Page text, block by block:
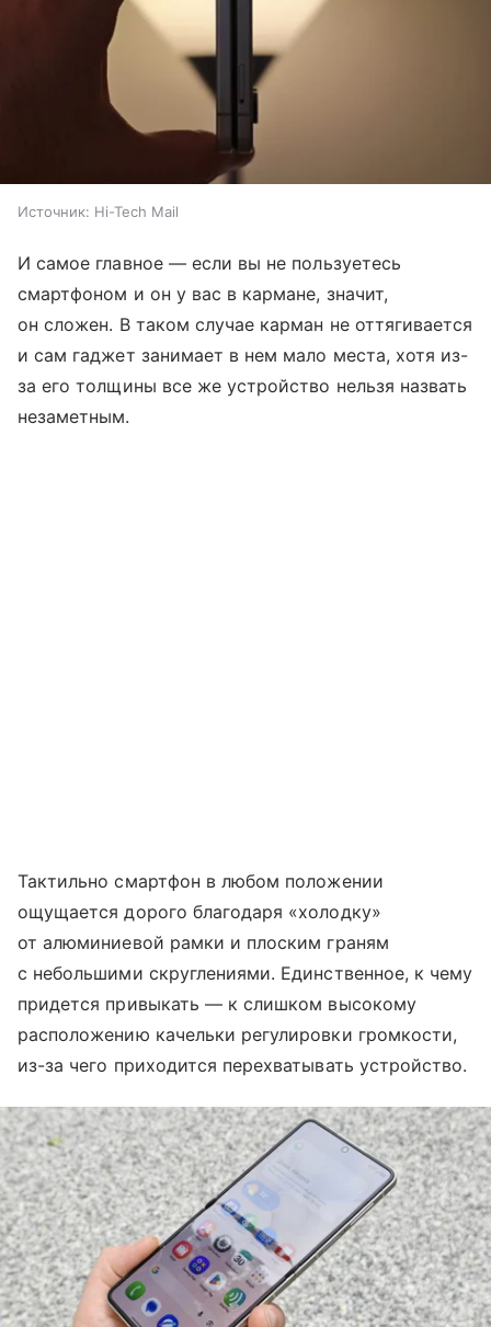
Источник: Hi-Tech Mail
И самое главное — если вы не пользуетесь
смартфоном и он у вас в кармане, значит,
он сложен. В таком случае карман не оттягивается
и сам гаджет занимает в нем мало места, хотя из-
за его толщины все же устройство нельзя назвать
незаметным.
Тактильно смартфон в любом положении
ощущается дорого благодаря «холодку»
от алюминиевой рамки и плоским граням
с небольшими скруглениями. Единственное, к чему
придется привыкать — к слишком высокому
расположению качельки регулировки громкости,
из-за чего приходится перехватывать устройство.